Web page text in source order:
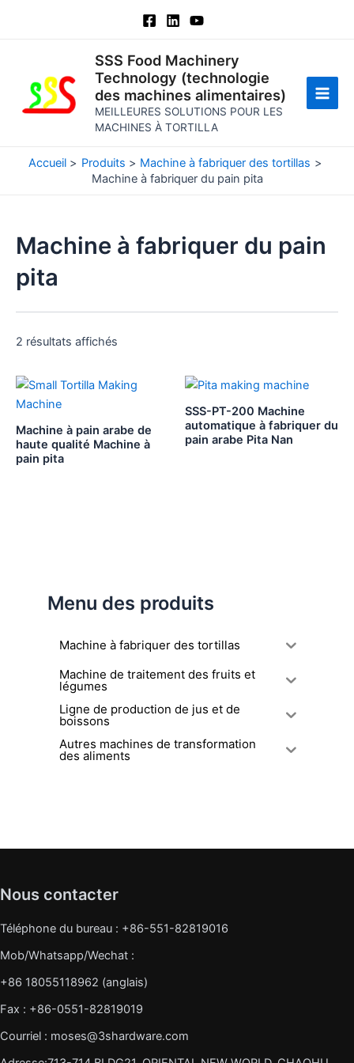
SSS Food Machinery
Technology (technologie
des machines alimentaires)
MEILLEURES SOLUTIONS POUR LES
MACHINES À TORTILLA
Accueil Produits
Machine à fabriquer des tortillas
Machine à fabriquer du pain pita
Menu des produits
Machine à fabriquer des tortillas
Machine de traitement des fruits et
légumes
Ligne de production de jus et de
boissons
Autres machines de transformation
des aliments
Machine à fabriquer du pain
pita
2 résultats affichés
Machine à pain arabe de
haute qualité Machine à
pain pita
SSS-PT-200 Machine
automatique à fabriquer du
pain arabe Pita Nan
Nous contacter
Téléphone du bureau : +86-551-82819016
Mob/Whatsapp/Wechat :
+86 18055118962 (anglais)
Fax : +86-0551-82819019
Courriel : moses@3shardware.com